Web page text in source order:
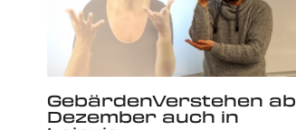
GebärdenVerstehen ab
Dezember auch in